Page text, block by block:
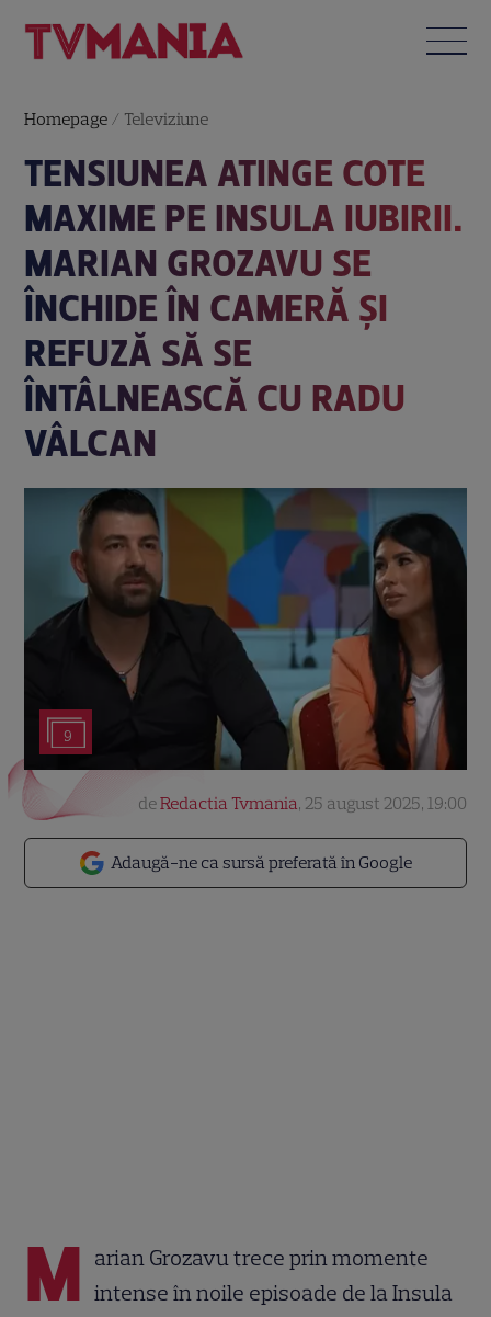
Homepage / Televiziune
TENSIUNEA ATINGE COTE
MAXIME PE INSULA IUBIRII.
MARIAN GROZAVU SE
ÎNCHIDE ÎN CAMERĂ ȘI
REFUZĂ SĂ SE
ÎNTÂLNEASCĂ CU RADU
VÂLCAN
9
Adaugă-ne ca sursă preferată în Google
deRedactia Tvmania, 25 august 2025, 19:00
M arian Grozavu trece prin momente
intense în noile episoade de la Insula